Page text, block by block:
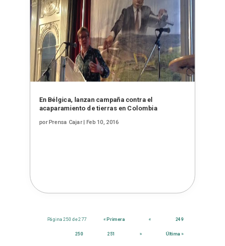
En Bélgica, lanzan campaña contra el
acaparamiento de tierras en Colombia
porPrensa Cajar| Feb 10, 2016
Página 250 de 277 « Primera « 249
250 251 » Última »